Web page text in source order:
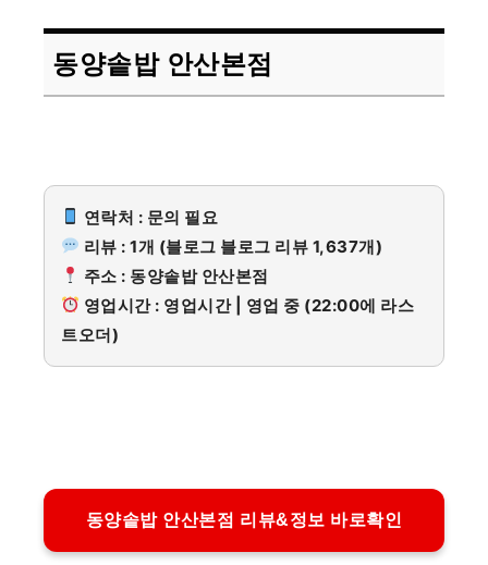
동양솥밥 안산본점
연락처 : 문의 필요
리뷰 : 1개 (블로그 블로그 리뷰 1,637개)
주소 : 동양솥밥 안산본점
영업시간 : 영업시간 | 영업 중 (22:00에 라스
트오더)
동양솥밥 안산본점 리뷰&정보 바로확인